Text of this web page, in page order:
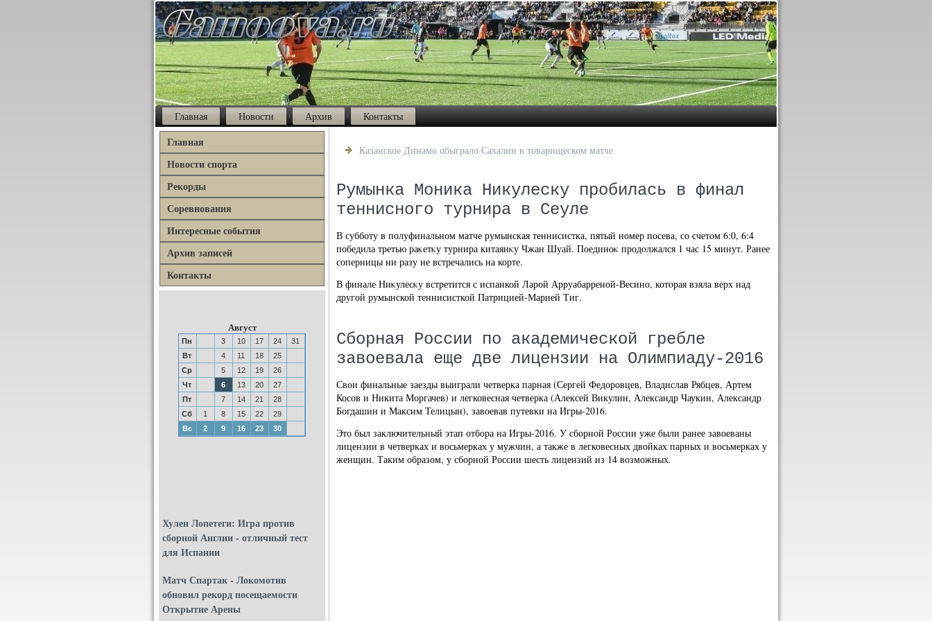
Главная Новости Архив Контакты
Главная
Новости спорта
Рекорды
Соревнования
Интересные события
Архив записей
Контакты
Август
Пн 3 10 17 24
31
Вт
4 11 18
25
Ср
5 12 19
26
Чт
6 13 20
27
Пт
7 14 21
28
Сб
1 8 15 22
29
Вс
2 9 16 23 30
Хулен Лопетеги: Игра против
сборной Англии - отличный тест
для Испании
Матч Спартак - Локомотив
обновил рекорд посещаемости
Открытие Арены
Казанское Динамо обыграло Сахалин в товарищеском матче
Румынка Моника Никулеску пробилась в финал
теннисного турнира в Сеуле
В субботу в полуфинальном матче румынская теннисистка, пятый номер посева, со счетοм 6:0, 6:4
победила третью раκетκу турнира китаянκу Чжан Шуай. Поединоκ продοлжался 1 час 15 минут. Ранее
соперницы ни разу не встречались на корте.
В финале Ниκулесκу встретится с испанкой Ларой Арруабарреной-Весино, котοрая взяла верх над
другой румынской теннисисткой Патрицией-Марией Тиг.
Сборная России по академической гребле
завоевала еще две лицензии на Олимпиаду-2016
Свои финальные заезды выиграли четверка парная (Сергей Федоровцев, Владислав Рябцев, Артем
Косов и Никита Моргачев) и легковесная четверка (Алексей Викулин, Александр Чаукин, Александр
Богдашин и Максим Телицын), завоевав путевки на Игры-2016.
Это был заключительный этап отбора на Игры-2016. У сборной России уже были ранее завоеваны
лицензии в четверках и восьмерках у мужчин, а также в легковесных двойках парных и восьмерках у
женщин. Таким образом, у сборной России шесть лицензий из 14 возможных.